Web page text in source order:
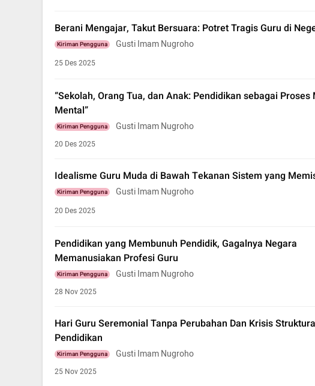
Berani Mengajar, Takut Bersuara: Potret Tragis Guru di
Kiriman Pengguna Gusti Imam Nugroho
25 Des 2025
“Sekolah, Orang Tua, dan Anak: Pendidikan sebagai Proses
Mental”
Kiriman Pengguna Gusti Imam Nugroho
20 Des 2025
Idealisme Guru Muda di Bawah Tekanan Sistem yang
Kiriman Pengguna Gusti Imam Nugroho
20 Des 2025
Pendidikan yang Membunuh Pendidik, Gagalnya Negara
Memanusiakan Profesi Guru
Kiriman Pengguna Gusti Imam Nugroho
28 Nov 2025
Hari Guru Seremonial Tanpa Perubahan Dan Krisis
Pendidikan
Kiriman Pengguna Gusti Imam Nugroho
25 Nov 2025